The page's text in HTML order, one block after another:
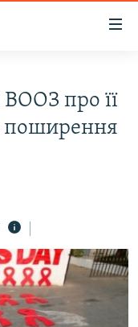
ВООЗ про її
поширення